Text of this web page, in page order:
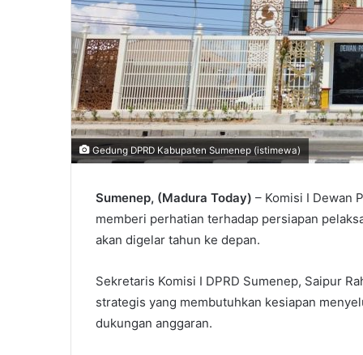
Gedung DPRD Kabupaten Sumenep (istimewa)
Sumenep, (Madura Today) – Komisi I Dewan
memberi perhatian terhadap persiapan
akan digelar tahun ke depan.
Sekretaris Komisi I DPRD Sumenep, Saipur
strategis yang membutuhkan kesiapan
dukungan anggaran.